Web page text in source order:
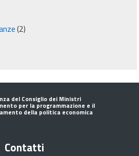
(2)
del Consiglio dei Ministri
per la programmazione e il
della politica economica
Contatti